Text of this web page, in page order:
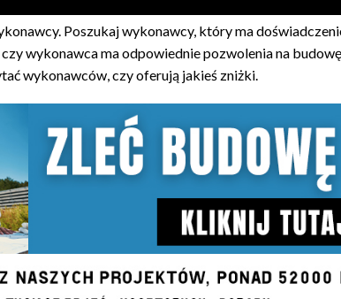
Poszukaj wykonawcy, który ma
wykonawca ma odpowiednie pozwolenia na
wykonawców, czy oferują jakieś zniżki.